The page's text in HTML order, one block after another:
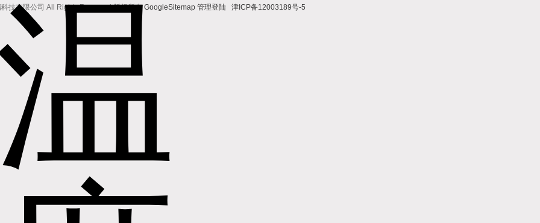
科技有限公司 All Rights Reserved 版权所有GoogleSitemap 管理登陆 津ICP备12003189号-5